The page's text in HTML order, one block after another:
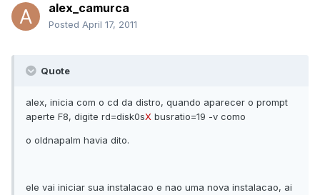
alex_camurca
Posted April 17, 2011
Quote
alex, inicia com o cd da distro, quando aparecer o prompt
aperte F8, digite rd=disk0sX busratio=19 -v como
o oldnapalm havia dito.
ele vai iniciar sua instalacao e nao uma nova instalacao, ai